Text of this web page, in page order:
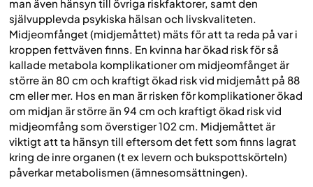
man även hänsyn till övriga riskfaktorer, samt den
självupplevda psykiska hälsan och livskvaliteten.
Midjeomfånget (midjemåttet) mäts för att ta reda på var i
kroppen fettväven finns. En kvinna har ökad risk för så
kallade metabola komplikationer om midjeomfånget är
större än 80 cm och kraftigt ökad risk vid midjemått på 88
cm eller mer. Hos en man är risken för komplikationer ökad
om midjan är större än 94 cm och kraftigt ökad risk vid
midjeomfång som överstiger 102 cm. Midjemåttet är
viktigt att ta hänsyn till eftersom det fett som finns lagrat
kring de inre organen (t ex levern och bukspottskörteln)
påverkar metabolismen (ämnesomsättningen).